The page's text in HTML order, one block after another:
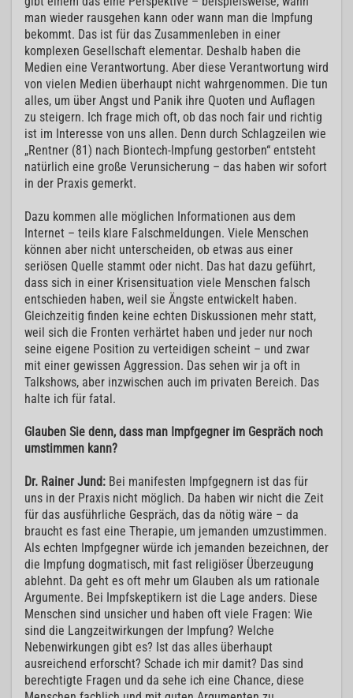
man wieder rausgehen kann oder wann man die Impfung
bekommt. Das ist für das Zusammenleben in einer
komplexen Gesellschaft elementar. Deshalb haben die
Medien eine Verantwortung. Aber diese Verantwortung wird
von vielen Medien überhaupt nicht wahrgenommen. Die tun
alles, um über Angst und Panik ihre Quoten und Auflagen
zu steigern. Ich frage mich oft, ob das noch fair und richtig
ist im Interesse von uns allen. Denn durch Schlagzeilen wie
„Rentner (81) nach Biontech-Impfung gestorben“ entsteht
natürlich eine große Verunsicherung – das haben wir sofort
in der Praxis gemerkt.
Dazu kommen alle möglichen Informationen aus dem
Internet – teils klare Falschmeldungen. Viele Menschen
können aber nicht unterscheiden, ob etwas aus einer
seriösen Quelle stammt oder nicht. Das hat dazu geführt,
dass sich in einer Krisensituation viele Menschen falsch
entschieden haben, weil sie Ängste entwickelt haben.
Gleichzeitig finden keine echten Diskussionen mehr statt,
weil sich die Fronten verhärtet haben und jeder nur noch
seine eigene Position zu verteidigen scheint – und zwar
mit einer gewissen Aggression. Das sehen wir ja oft in
Talkshows, aber inzwischen auch im privaten Bereich. Das
halte ich für fatal.
Glauben Sie denn, dass man Impfgegner im Gespräch noch
umstimmen kann?
Dr. Rainer Jund: Bei manifesten Impfgegnern ist das für
uns in der Praxis nicht möglich. Da haben wir nicht die Zeit
für das ausführliche Gespräch, das da nötig wäre – da
braucht es fast eine Therapie, um jemanden umzustimmen.
Als echten Impfgegner würde ich jemanden bezeichnen, der
die Impfung dogmatisch, mit fast religiöser Überzeugung
ablehnt. Da geht es oft mehr um Glauben als um rationale
Argumente. Bei Impfskeptikern ist die Lage anders. Diese
Menschen sind unsicher und haben oft viele Fragen: Wie
sind die Langzeitwirkungen der Impfung? Welche
Nebenwirkungen gibt es? Ist das alles überhaupt
ausreichend erforscht? Schade ich mir damit? Das sind
berechtigte Fragen und da sehe ich eine Chance, diese